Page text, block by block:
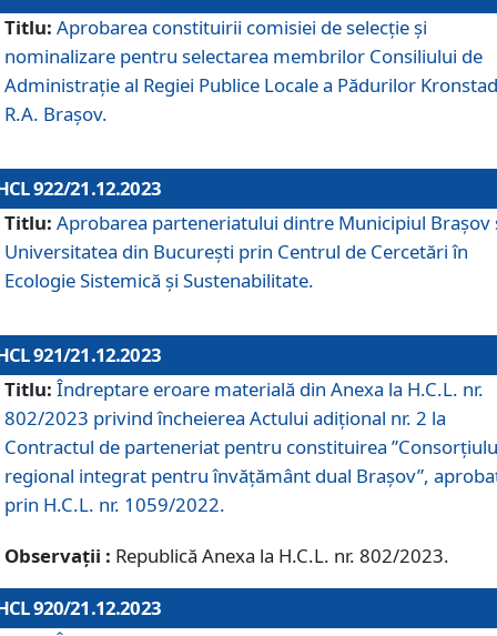
Titlu: Aprobarea constituirii comisiei de selecție și
nominalizare pentru selectarea membrilor Consiliului de
Administrație al Regiei Publice Locale a Pădurilor
R.A. Brașov.
922/21.12.2023
Titlu: Aprobarea parteneriatului dintre Municipiul Brașov
Universitatea din București prin Centrul de Cercetări în
Ecologie Sistemică și Sustenabilitate.
921/21.12.2023
Titlu: Îndreptare eroare materială din Anexa la H.C.L. nr.
802/2023 privind încheierea Actului adițional nr. 2 la
Contractul de parteneriat pentru constituirea
regional integrat pentru învățământ dual Brașov”,
prin H.C.L. nr. 1059/2022.
Observații : Republică Anexa la H.C.L. nr. 802/2023.
920/21.12.2023